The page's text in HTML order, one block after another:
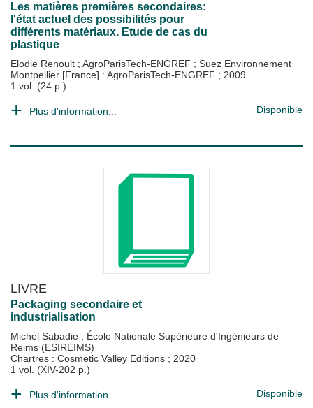
Les matières premières secondaires:
l'état actuel des possibilités pour
différents matériaux. Etude de cas du
plastique
Elodie Renoult ; AgroParisTech-ENGREF ; Suez Environnement
Montpellier [France] : AgroParisTech-ENGREF ; 2009
1 vol. (24 p.)
Plus d'information... Disponible
LIVRE
Packaging secondaire et
industrialisation
Michel Sabadie ; École Nationale Supérieure d'Ingénieurs de
Reims (ESIREIMS)
Chartres : Cosmetic Valley Editions ; 2020
1 vol. (XIV-202 p.)
Plus d'information... Disponible